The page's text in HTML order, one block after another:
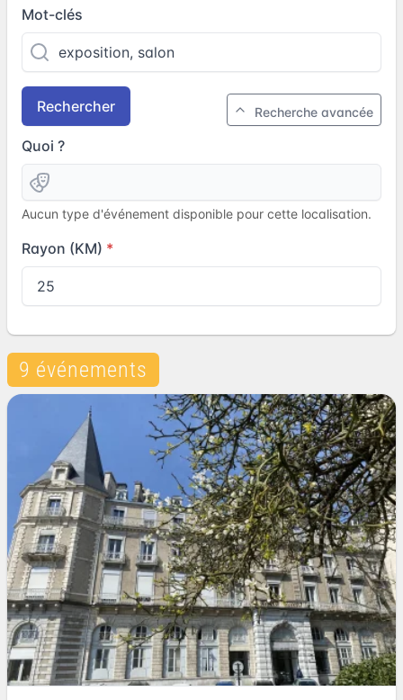
Mot-clés
Rechercher Recherche avancée
Quoi ?
Aucun type d'événement disponible pour cette localisation.
Rayon (KM)
9 événements